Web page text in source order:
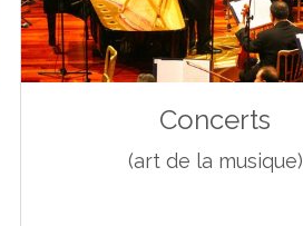
Concerts
(art de la musique)